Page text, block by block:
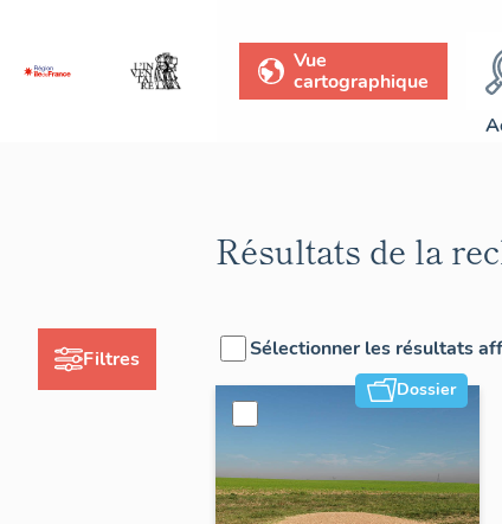
Vue
cartographique
Filtres
Résultats de la
Sélectionner les résultats
Dossier